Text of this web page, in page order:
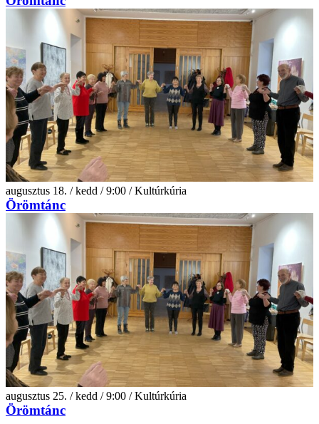
augusztus 18. / kedd / 9:00 / Kultúrkúria
Örömtánc
augusztus 25. / kedd / 9:00 / Kultúrkúria
Örömtánc